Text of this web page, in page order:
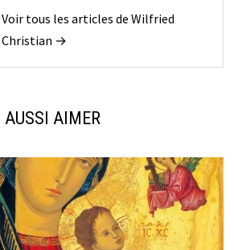
Voir tous les articles de Wilfried
Christian →
AUSSI AIMER